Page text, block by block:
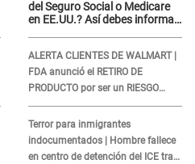
del Seguro Social o Medicare
en EE.UU.? Así debes informar
ALERTA CLIENTES DE WALMART |
FDA anunció el RETIRO DE
PRODUCTO por ser un RIESGO
MORTAL para consumidores: ¿Cuál
es?
Terror para inmigrantes
indocumentados | Hombre fallece
en centro de detención del ICE tras